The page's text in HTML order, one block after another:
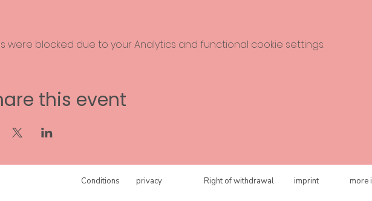
were blocked due to your Analytics and functional cookie settings.
this event
privacy
Conditions Right of withdrawal imprint more